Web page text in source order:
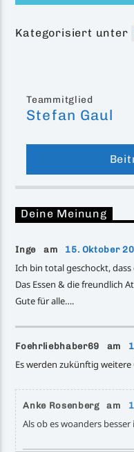
Kategorisiert unter
Teammitglied
Stefan Gaul
Deine Meinung
Inge am 15. Oktober
Ich bin total geschockt, dass
Das Essen & die freundlich
Gute für alle….
Foehrliebhaber69 am
Es werden zukünftig
Anke Rosenberg am
Als ob es woanders besser